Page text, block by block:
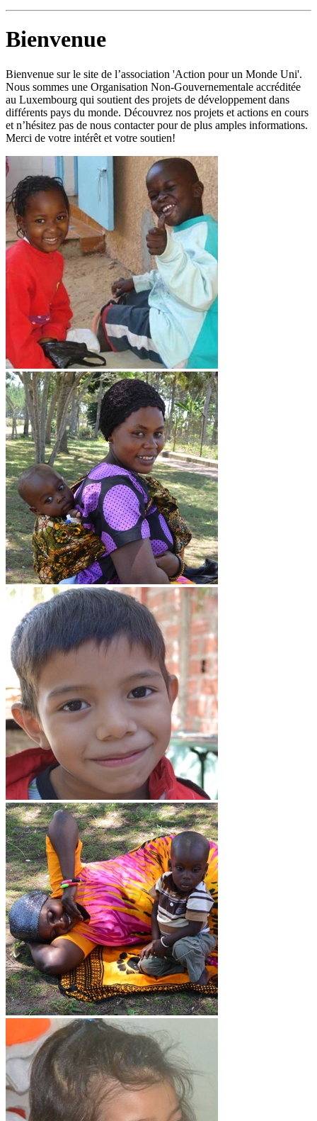
Bienvenue
Bienvenue sur le site de l’association 'Action pour un Monde Uni'.
Nous sommes une Organisation Non-Gouvernementale accréditée
au Luxembourg qui soutient des projets de développement dans
différents pays du monde. Découvrez nos projets et actions en cours
et n’hésitez pas de nous contacter pour de plus amples informations.
Merci de votre intérêt et votre soutien!